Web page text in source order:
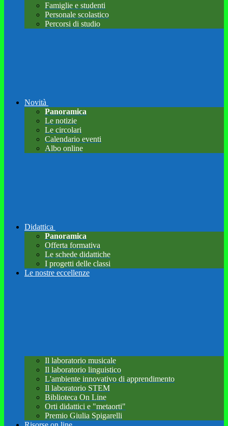
Famiglie e studenti
Personale scolastico
Percorsi di studio
Novità
Panoramica
Le notizie
Le circolari
Calendario eventi
Albo online
Didattica
Panoramica
Offerta formativa
Le schede didattiche
I progetti delle classi
Le nostre eccellenze
Il laboratorio musicale
Il laboratorio linguistico
L'ambiente innovativo di apprendimento
Il laboratorio STEM
Biblioteca On Line
Orti didattici e "metaorti"
Premio Giulia Spigarelli